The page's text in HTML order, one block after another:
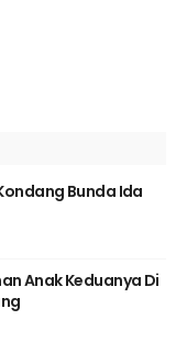
Bunda Ida
Anak Keduanya Di